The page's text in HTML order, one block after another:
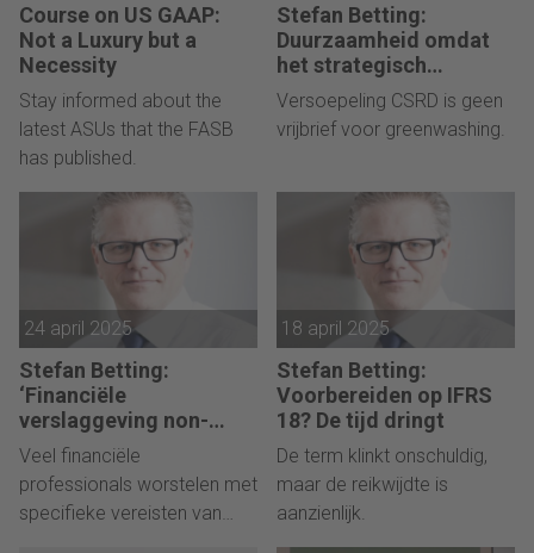
Course on US GAAP:
Not a Luxury but a
Necessity
Stay informed about the
latest ASUs that the FASB
has published.
Stefan Betting:
Duurzaamheid omdat
het strategisch
voordeel biedt
Versoepeling CSRD is geen
vrijbrief voor greenwashing.
24 april 2025
Stefan Betting:
‘Financiële
verslaggeving non-
profits gaat vaak mis’
Veel financiële
professionals worstelen met
specifieke vereisten van
18 april 2025
Stefan Betting:
Voorbereiden op IFRS
18? De tijd dringt
De term klinkt onschuldig,
maar de reikwijdte is
aanzienlijk.